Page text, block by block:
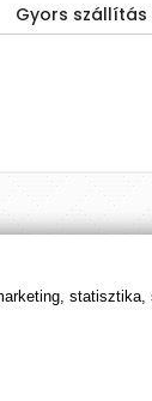
Gyors szállítás